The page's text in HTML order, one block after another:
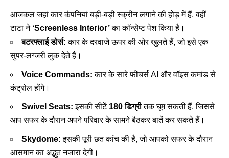
आजकल जहां कार कंपनियां बड़ी-बड़ी स्क्रीन लगाने की होड़ में हैं, वहीं
टाटा ने ‘Screenless Interior’का कॉन्सेप्ट पेश किया है।
बटरफ्लाई डोर्स: कार के दरवाजे ऊपर की ओर खुलते हैं, जो इसे एक
सुपर-लग्जरी लुक देते हैं।
Voice Commands: कार के सारे फीचर्स AI और वॉइस कमांड से
कंट्रोल होंगे।
Swivel Seats: इसकी सीटें 180 डिग्रीतक घूम सकती हैं, जिससे
आप सफर के दौरान अपने परिवार के सामने बैठकर बातें कर सकते हैं।
Skydome: इसकी पूरी छत कांच की है, जो आपको सफर के दौरान
आसमान का अद्भुत नजारा देगी।